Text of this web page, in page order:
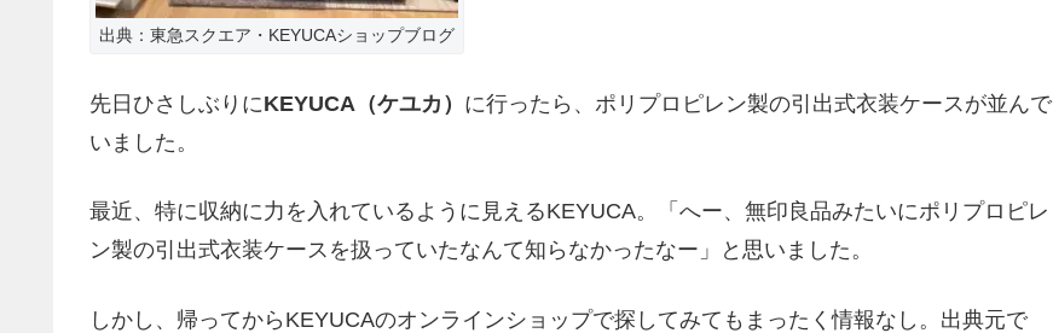
出典：東急スクエア・KEYUCAショップブログ
先日ひさしぶりにKEYUCA（ケユカ） に行ったら、ポリプロピレン製の引出式衣装ケースが並んで
いました。
最近、特に収納に力を入れているように見えるKEYUCA。「へー、無印良品みたいにポリプロピレ
ン製の引出式衣装ケースを扱っていたなんて知らなかったなー」と思いました。
しかし、帰ってからKEYUCAのオンラインショップで探してみてもまったく情報なし。出典元で